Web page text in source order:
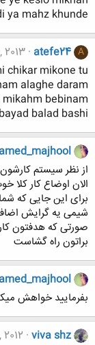
mahz khunde?
A
atefe24
chikar mikone tu
alaghe daram
bebinam
balad bashi?
از نظر سیستم
الان اوضاع کار
برای این جایی که
شیمی یه گرایش
صورتی که هدفتون
براتون راه گشاست
بفرمایید خواهش
viva shz